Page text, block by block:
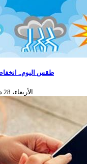
طقس اليوم..
الأربعاء، 28 ديسمبر، 2022 - 09:34